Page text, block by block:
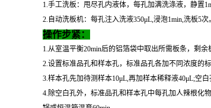
1.手工洗板：甩尽孔内液体，每孔加满洗涤液，静置
2.自动洗板机：每孔注入洗液350μL,浸泡1min,洗板5次。
操作步紧：
1.从室温平衡20min后的铝箔袋中取出所需板条，剩
2.设置标准品孔和样本孔，标准品孔各加不同浓度的
3.样本孔先加待测样本10μL,再加样本稀释液40μL;空白
4.除空白孔外，标准品孔和样本孔中每孔加人辣根化